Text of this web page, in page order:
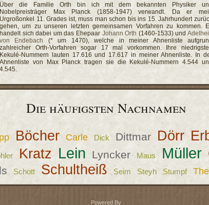
Über die Familie Orth bin ich mit dem bekannten Physiker
Nobelpreisträger Max Planck (1858-1947) verwandt. Da er
Urgroßonkel 11. Grades ist, muss man schon bis ins 15. Jahrhundert
gehen, um zu unseren letzten gemeinsamen Vorfahren zu kommen.
handelt sich dabei um das Ehepaar Johann Orth (1460-1533) und
von Endebach
(* um 1470), welche in meiner Ahnenliste
zahlreicher Orth-Vorfahren sogar 17 mal vorkommen. Ihre
Kekulé-Nummern lauten 17.616 und 17.617 in meiner Ahnenliste. In
Ahnenliste von Max Planck tragen sie die Kekulé-Nummern 4.544
4.545.
Die häufigsten Nachnamen
Böcher Carle Dick Dittmar Dörr
Kratz Lein Lyncker Maus Müller
Schott Schultheiß Seim Steyh Stumpf
Powered By